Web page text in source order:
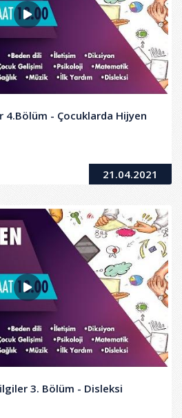
- Çocuklarda Hijyen
21.04.2021
3. Bölüm - Disleksi